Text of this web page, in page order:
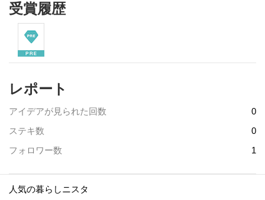
受賞履歴
レポート
アイデアが見られた回数
0
ステキ数
0
フォロワー数
1
人気の暮らしニスタ